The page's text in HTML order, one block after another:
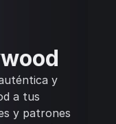
y
a tus
y patrones